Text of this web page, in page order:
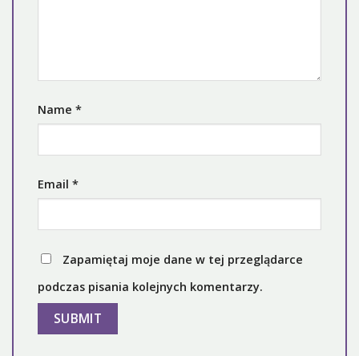
Name *
Email *
Zapamiętaj moje dane w tej przeglądarce
podczas pisania kolejnych komentarzy.